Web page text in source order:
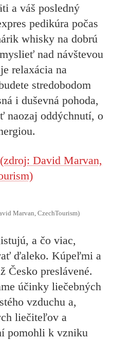
a váš posledný
pedikúra počas
whisky na dobrú
nad návštevou
relaxácia na
stredobodom
i duševná pohoda,
naozaj oddýchnutí, o
Marvan, CzechTourism)
a čo viac,
ďaleko. Kúpeľmi a
Česko preslávené.
účinky liečebných
vzduchu a,
liečiteľov a
pomohli k vzniku